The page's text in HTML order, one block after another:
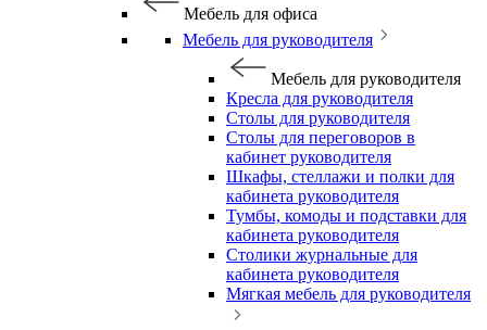
Мебель для офиса
Мебель для руководителя
Мебель для руководителя
Кресла для руководителя
Столы для руководителя
Столы для переговоров в
кабинет руководителя
Шкафы, стеллажи и полки для
кабинета руководителя
Тумбы, комоды и подставки для
кабинета руководителя
Столики журнальные для
кабинета руководителя
Мягкая мебель для руководителя